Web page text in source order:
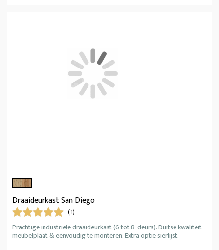
Draaideurkast San Diego
(1)
Prachtige industriele draaideurkast (6 tot 8-deurs). Duitse kwaliteit
meubelplaat & eenvoudig te monteren. Extra optie sierlijst.